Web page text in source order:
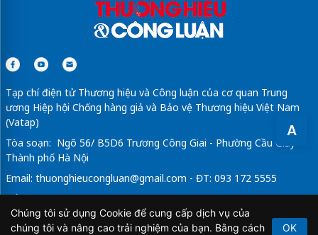
A
Tạp chí điện tử Thương hiệu và Công luận của cơ quan Trung
ương Hiệp hội Chống hàng giả và Bảo vệ Thương hiệu Việt Nam
(Vatap)
Tòa soạn: Ngõ 56/ B5D6 Trương Công Giai - Phường Cầu Giấy -
Thành phố Hà Nội
Email: thuonghieucongluan@gmail.com - ĐT: 093 172 5555
Tổng Biên Tập: Vũ Đức Thuận
Giấy phép hoạt động báo chí điện tử số 64/GP-BTTTT do Bộ
Chúng tôi sử dụng Cookie để cung cấp dịch vụ của
chúng tôi và nâng cao trải nghiệm của bạn. Bằng cách
OK